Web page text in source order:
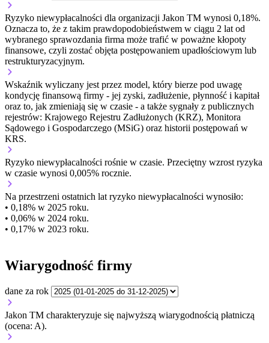
Ryzyko niewypłacalności dla organizacji Jakon TM wynosi 0,18%.
Oznacza to, że z takim prawdopodobieństwem w ciągu 2 lat od
wybranego sprawozdania firma może trafić w poważne kłopoty
finansowe, czyli zostać objęta postępowaniem upadłościowym lub
restrukturyzacyjnym.
Wskaźnik wyliczany jest przez model, który bierze pod uwagę
kondycję finansową firmy - jej zyski, zadłużenie, płynność i kapitał
oraz to, jak zmieniają się w czasie - a także sygnały z publicznych
rejestrów: Krajowego Rejestru Zadłużonych (KRZ), Monitora
Sądowego i Gospodarczego (MSiG) oraz historii postępowań w
KRS.
Ryzyko niewypłacalności rośnie w czasie. Przeciętny wzrost ryzyka
w czasie wynosi 0,005% rocznie.
Na przestrzeni ostatnich lat ryzyko niewypłacalności wynosiło:
• 0,18% w 2025 roku.
• 0,06% w 2024 roku.
• 0,17% w 2023 roku.
Wiarygodność firmy
dane za rok
Jakon TM charakteryzuje się najwyższą wiarygodnością płatniczą
(ocena: A).